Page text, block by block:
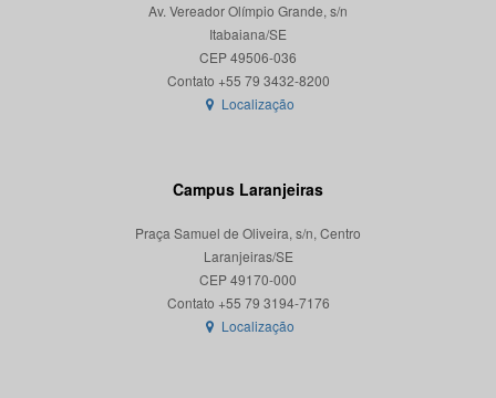
Av. Vereador Olímpio Grande, s/n
Itabaiana/SE
CEP 49506-036
Localização
Campus Laranjeiras
Praça Samuel de Oliveira, s/n, Centro
Laranjeiras/SE
CEP 49170-000
Localização